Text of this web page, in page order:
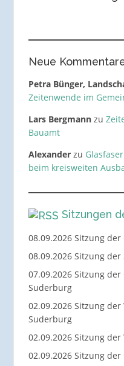
Neue
Petra Bünger,
Zeitenwende im
Lars Bergmannzu
Bauamt
Alexanderzu
beim kreisweiten
Sitzungen
08.09.2026 Sitzung
08.09.2026 Sitzung
07.09.2026 Sitzung
Suderburg
02.09.2026 Sitzung der
Suderburg
02.09.2026 Sitzung der
02.09.2026 Sitzung